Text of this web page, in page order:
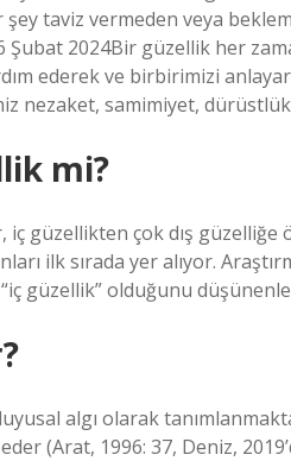
şey taviz vermeden veya
Şubat 2024Bir güzellik her
ederek ve birbirimizi
nezaket, samimiyet,
mi?
güzellikten çok dış güzelliğe
ilk sırada yer alıyor.
güzellik” olduğunu
algı olarak
(Arat, 1996: 37, Deniz,